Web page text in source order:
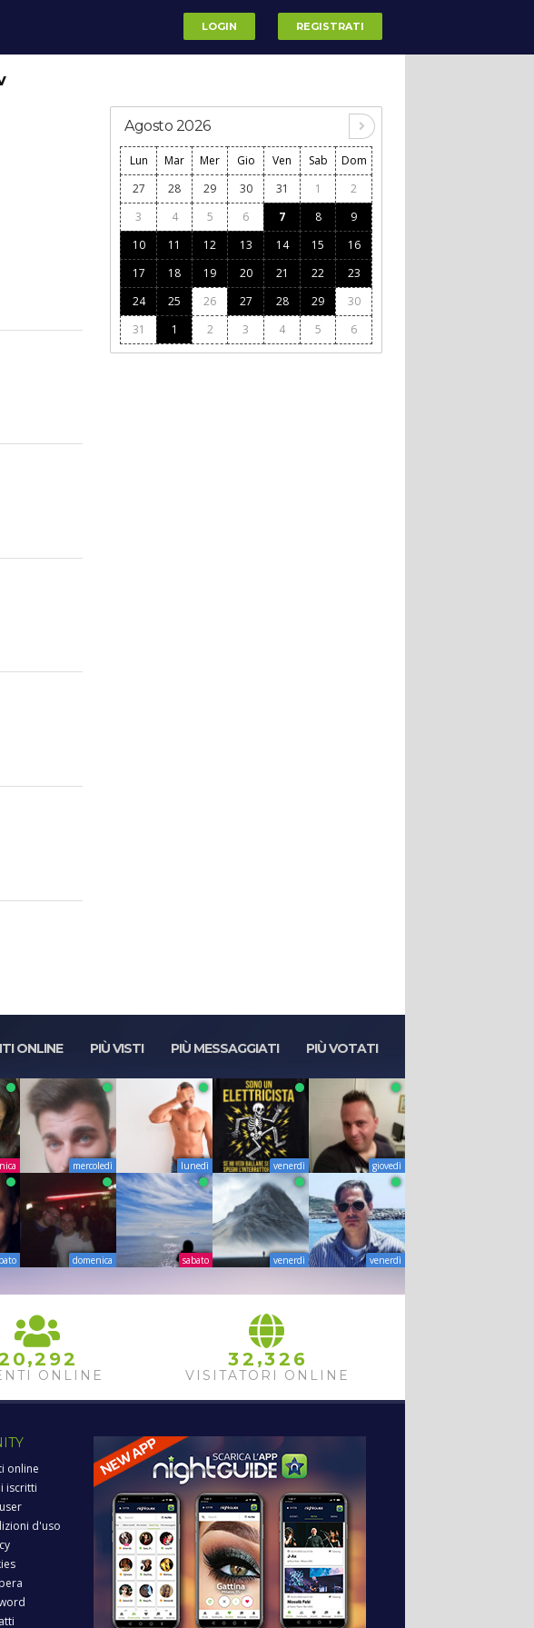
LOGIN REGISTRATI
Agosto 2026
Lun Mar Mer Gio Ven Sab
Dom
27
28 29 30 31 1
2
3
4 5 6 7 8
9
10
11 12 13 14 15
16
17
18 19 20 21 22
23
24
25 26 27 28 29
30
31
1 2 3 4 5 6
ONLINE PIÙ VISTI PIÙ MESSAGGIATI PIÙ VOTATI
mercoledì lunedì venerdì giovedì
domenica sabato venerdì venerdì
0,2 92
ONLINE
32 ,32 6
VISITATORI ONLINE
online
iscritti
d'uso